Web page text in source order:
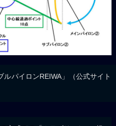
パイロンREIWA」（公式サイト